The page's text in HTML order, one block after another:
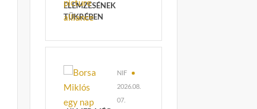
ELEMZÉSÉNEK
TÜKRÉBEN
NIF
2026.08.
07.